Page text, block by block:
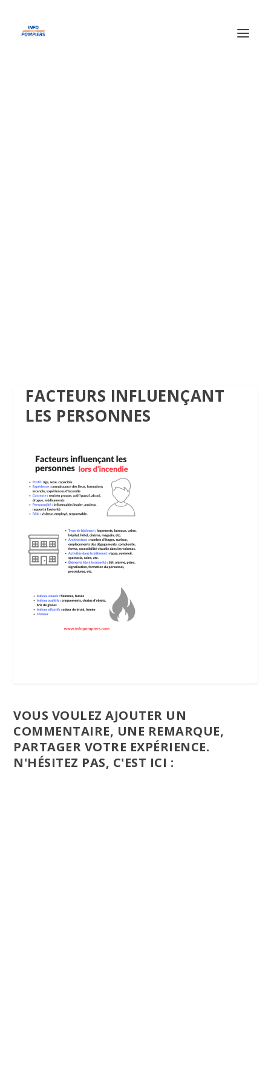
FACTEURS INFLUENÇANT
LES PERSONNES
VOUS VOULEZ AJOUTER UN
COMMENTAIRE, UNE REMARQUE,
PARTAGER VOTRE EXPÉRIENCE.
N'HÉSITEZ PAS, C'EST ICI :